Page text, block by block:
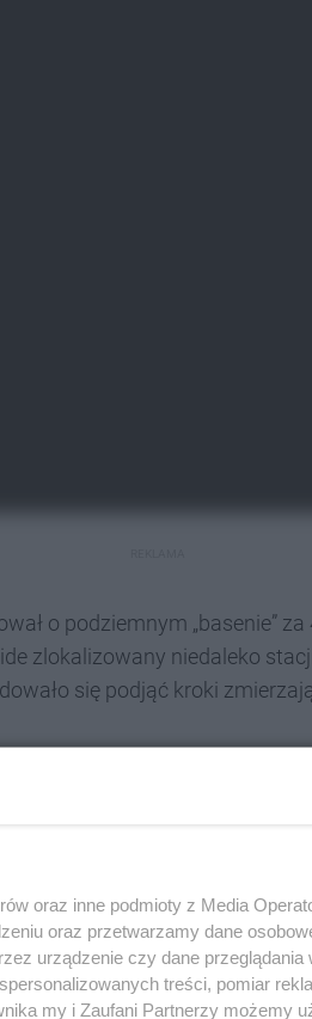
o podziemnym „basenie” za
zlokalizowany niedaleko
się podjąć kroki
przeszedł
a także dokonano
– informują pracownicy
oraz inne podmioty z Media
oraz przetwarzamy dane
urządzenie czy dane przeglądania
treści, pomiar
my i Zaufani Partnerzy możemy